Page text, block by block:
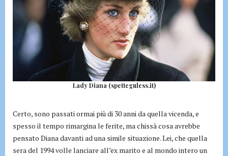
Lady Diana (spetteguless.it)
Certo, sono passati ormai più di 30 anni da quella vicenda, e
spesso il tempo rimargina le ferite, ma chissà cosa avrebbe
pensato Diana davanti ad una simile situazione. Lei, che quella
sera del 1994 volle lanciare all’ex marito e al mondo intero un